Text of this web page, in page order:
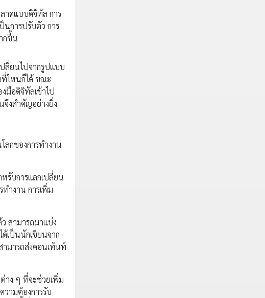
าดแบบดิจิทัล การ
นการปรับตัว การ
กขึ้น
ลี่ยนไปจากรูปแบบ
ที่ไหนก็ได้ ขณะ
มือดิจิทัลเข้าไป
จึงสำคัญอย่างยิ่ง
ลกของการทำงาน
รับการแลกเปลี่ยน
ำงาน การเพิ่ม
สามารถมาแบ่ง
เป็นนักเขียนจาก
ามารถส่งคอนเท้นท์
าง ๆ ที่จะช่วยเพิ่ม
วามต้องการรับ